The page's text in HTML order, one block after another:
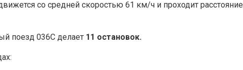
со средней скоростью 61 км/ч и проходит расстояние
поезд 036С делает 11 остановок.